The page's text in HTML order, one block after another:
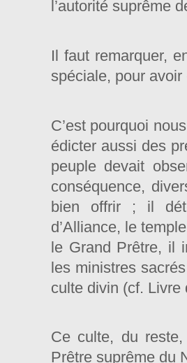
l’autorité suprême
Il faut remarquer,
spéciale, pour avoir
C’est pourquoi
édicter aussi des
peuple devait
conséquence,
bien offrir ; il
d’Alliance, le
le Grand Prêtre, il
les ministres
culte divin (cf. Livre
Ce culte, du
Prêtre suprême du